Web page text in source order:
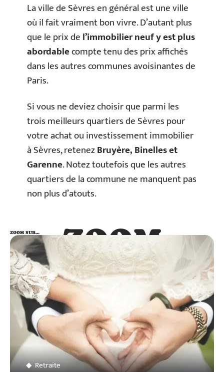
La ville de Sèvres en général est une ville
où il fait vraiment bon vivre. D’autant plus
que le prix del’immobilier neuf y est plus
abordablecompte tenu des prix affichés
dans les autres communes avoisinantes de
Paris.
Si vous ne deviez choisir que parmi les
trois meilleurs quartiers de Sèvres pour
votre achat ou investissement immobilier
à Sèvres, retenezBruyère, Binelles et
Garenne. Notez toutefois que les autres
quartiers de la commune ne manquent pas
non plus d’atouts.
ZOOM
SUR…
ZOOM SUR…
Retraite